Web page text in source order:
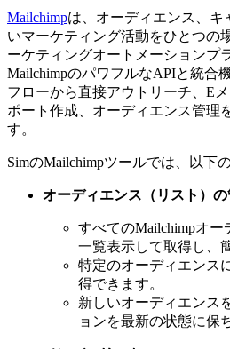
Mailchimpは、オーディエンス、
いマーケティング活動をひとつの
ーケティングオートメーションプ
MailchimpのパワフルなAPIと統合
フローから直接アウトリーチ、E
ポート作成、オーディエンス管理
す。
SimのMailchimpツールでは、以下
オーディエンス（リスト）の
すべてのMailchimpオ
一覧表示して取得し、
特定のオーディエンス
得できます。
新しいオーディエンス
ョンを最新の状態に保